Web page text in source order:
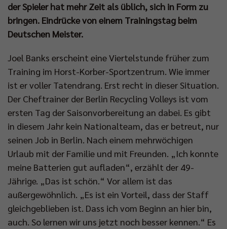
der Spieler hat mehr Zeit als üblich, sich in Form zu
bringen. Eindrücke von einem Trainingstag beim
Deutschen Meister.
Joel Banks erscheint eine Viertelstunde früher zum
Training im Horst-Korber-Sportzentrum. Wie immer
ist er voller Tatendrang. Erst recht in dieser Situation.
Der Cheftrainer der Berlin Recycling Volleys ist vom
ersten Tag der Saisonvorbereitung an dabei. Es gibt
in diesem Jahr kein Nationalteam, das er betreut, nur
seinen Job in Berlin. Nach einem mehrwöchigen
Urlaub mit der Familie und mit Freunden. „Ich konnte
meine Batterien gut aufladen“, erzählt der 49-
Jährige. „Das ist schön.“ Vor allem ist das
außergewöhnlich. „Es ist ein Vorteil, dass der Staff
gleichgeblieben ist. Dass ich vom Beginn an hier bin,
auch. So lernen wir uns jetzt noch besser kennen.“ Es